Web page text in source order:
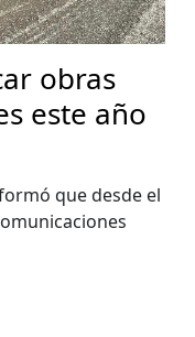
obras
este año
que desde el